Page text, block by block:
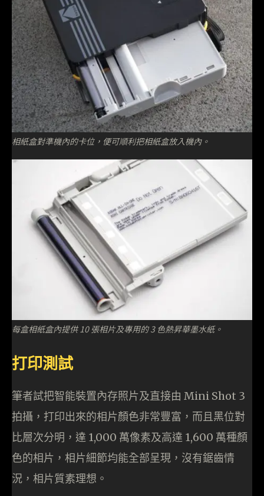
相紙盒對準機內的卡位，便可順利把相紙盒放入機內。
每盒相紙盒內提供 10 張相片及專用的 3 色熱昇華墨水紙。
打印測試
筆者試把智能裝置內存照片及直接由 Mini Shot 3
拍攝，打印出來的相片顏色非常豐富，而且黑位對
比層次分明，達 1,000 萬像素及高達 1,600 萬種顏
色的相片，相片細節均能全部呈現，沒有鋸齒情
況，相片質素理想。